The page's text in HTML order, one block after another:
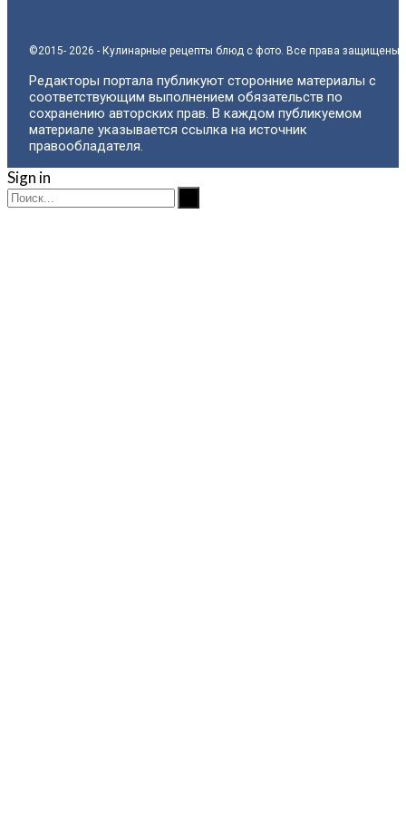
©2015- 2026 - Кулинарные рецепты блюд с фото. Все права защищены.
Редакторы портала публикуют сторонние материалы с
соответствующим выполнением обязательств по
сохранению авторских прав. В каждом публикуемом
материале указывается ссылка на источник
правообладателя.
Sign in